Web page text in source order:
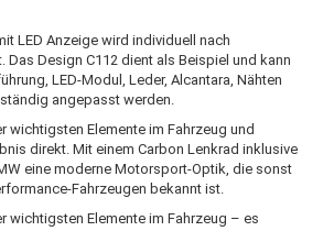
LED Anzeige wird individuell nach
Design C112 dient als Beispiel und kann
LED-Modul, Leder, Alcantara, Nähten
angepasst werden.
wichtigsten Elemente im Fahrzeug und
direkt. Mit einem Carbon Lenkrad inklusive
eine moderne Motorsport-Optik, die sonst
Fahrzeugen bekannt ist.
wichtigsten Elemente im Fahrzeug – es